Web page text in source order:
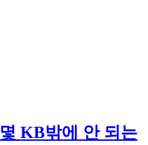
KB밖에 안 되는